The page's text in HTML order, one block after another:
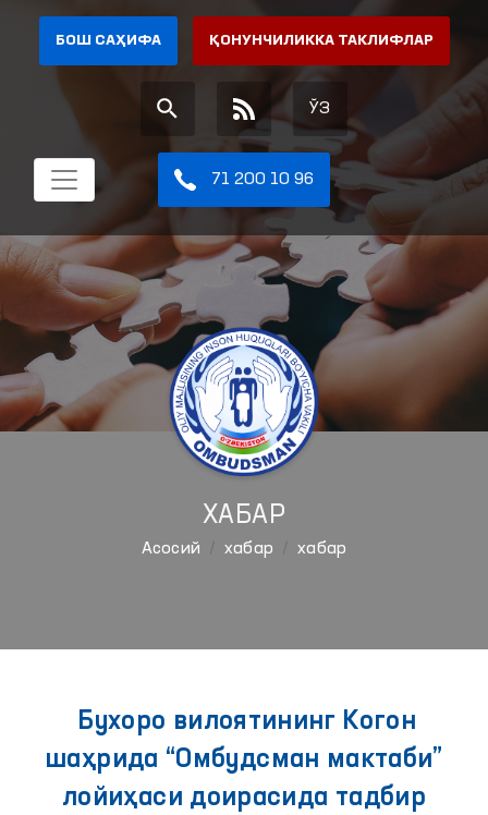
БОШ САҲИФА ҚОНУНЧИЛИККА ТАКЛИФЛАР
ЎЗ
71 200 10 96
ХАБАР
Aсосий хабар хабар
Бухоро вилоятининг Когон
шаҳрида “Омбудсман мактаби”
лойиҳаси доирасида тадбир